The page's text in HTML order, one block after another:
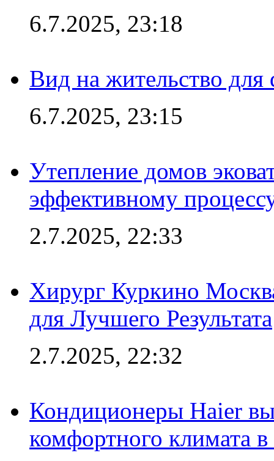
6.7.2025, 23:18
Вид на жительство
6.7.2025, 23:15
Утепление домов
эффективному
2.7.2025, 22:33
Хирург Куркино
для Лучшего Результата
2.7.2025, 22:32
Кондиционеры Haier
комфортного климата